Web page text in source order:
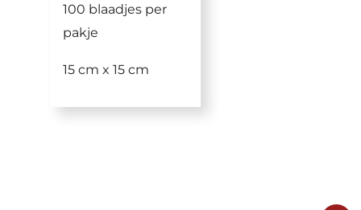
100 blaadjes per
pakje
15 cm x 15 cm